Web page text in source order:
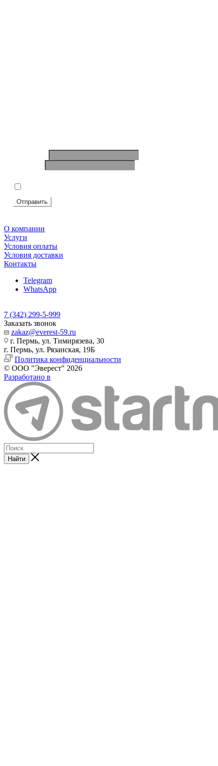
Отправить
О компании
Услуги
Условия оплаты
Условия доставки
Контакты
Telegram
WhatsApp
7 (342) 299-5-999
Заказать звонок
zakaz@everest-59.ru
г. Пермь, ул. Тимирязева, 30
г. Пермь, ул. Рязанская, 19Б
Политика конфиденциальности
© ООО "Эверест" 2026
Разработано в
Найти